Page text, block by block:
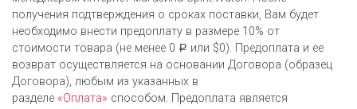
получения подтверждения о сроках поставки, Вам будет
необходимо внести предоплату в размере 10% от
стоимости товара (не менее 0 Р или $0). Предоплата и ее
возврат осуществляется на основании Договора (образец
Договора), любым из указанных в
разделе «Оплата» способом. Предоплата является